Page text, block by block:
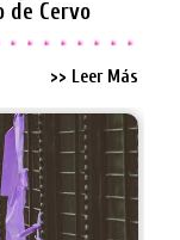
de Cervo
>> Leer Más